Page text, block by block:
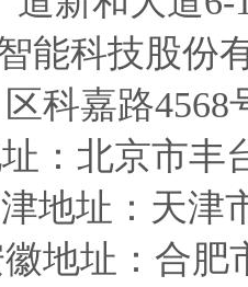
能科技股
区科嘉路
：北京市丰
地址 ：天津
地址 ：合